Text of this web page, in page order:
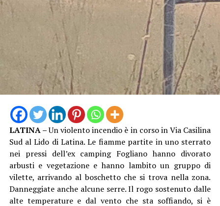
I successivi e approfonditi controlli nelle pertinenze
esterne dell’immobile hanno permesso di scoprire,
abilmente occultata tra la fitta vegetazione, una vera e
propria raffineria di cocaina. Al suo interno i Carabinieri
hanno individuato un laboratorio per il taglio e il
confezionamento della droga, allestito con bilance,
setacci, forni a microonde, macchine per il sottovuoto e
presse utilizzate per la creazione dei singoli pacchi di
Nel laboratorio sono stati inoltre rinvenuti e messi in
sicurezza: due secchi in plastica contenenti
rispettivamente 4,8 kg e 4 kg di cocaina in fase di
raffinazione, un ingente quantitativo di sostanze da
taglio, 27 sacchi di pellet da 15 kg ciascuno,
verosimilmente intrisi di stupefacente e oggetto di
lavorazione, diversi recipienti contenenti solventi e
LATINA –Un violento incendio è in corso in Via Casilina
Sud al Lido di Latina. Le fiamme partite in uno sterrato
nei pressi dell’ex camping Fogliano hanno divorato
arbusti e vegetazione e hanno lambito un gruppo di
vilette, arrivando al boschetto che si trova nella zona.
Danneggiate anche alcune serre. Il rogo sostenuto dalle
alte temperature e dal vento che sta soffiando, si è